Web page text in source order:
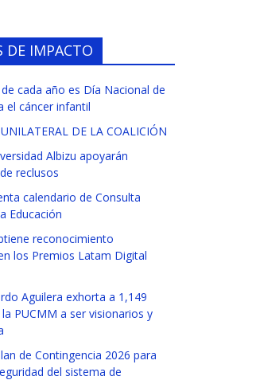
DE IMPACTO
cada año es Día Nacional de
el cáncer infantil
DE LA COALICIÓN
Albizu apoyarán
reclusos
calendario de Consulta
Educación
reconocimiento
los Premios Latam Digital
Aguilera exhorta a 1,149
PUCMM a ser visionarios y
de Contingencia 2026 para
del sistema de